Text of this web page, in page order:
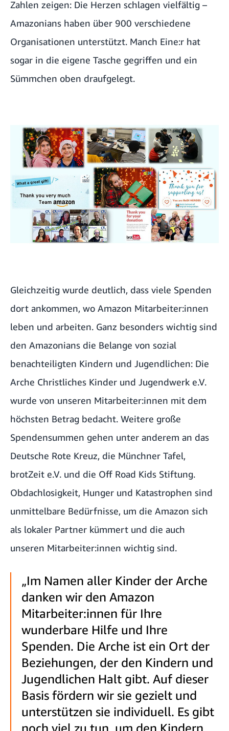
Zahlen zeigen: Die Herzen schlagen vielfältig –
Amazonians haben über 900 verschiedene
Organisationen unterstützt. Manch Eine:r hat
sogar in die eigene Tasche gegriffen und ein
Sümmchen oben draufgelegt.
Gleichzeitig wurde deutlich, dass viele Spenden
dort ankommen, wo Amazon Mitarbeiter:innen
leben und arbeiten. Ganz besonders wichtig sind
den Amazonians die Belange von sozial
benachteiligten Kindern und Jugendlichen: Die
Arche Christliches Kinder und Jugendwerk e.V.
wurde von unseren Mitarbeiter:innen mit dem
höchsten Betrag bedacht. Weitere große
Spendensummen gehen unter anderem an das
Deutsche Rote Kreuz, die Münchner Tafel,
brotZeit e.V. und die Off Road Kids Stiftung.
Obdachlosigkeit, Hunger und Katastrophen sind
unmittelbare Bedürfnisse, um die Amazon sich
als lokaler Partner kümmert und die auch
unseren Mitarbeiter:innen wichtig sind.
„Im Namen aller Kinder der Arche
danken wir den Amazon
Mitarbeiter:innen für Ihre
wunderbare Hilfe und Ihre
Spenden. Die Arche ist ein Ort der
Beziehungen, der den Kindern und
Jugendlichen Halt gibt. Auf dieser
Basis fördern wir sie gezielt und
unterstützen sie individuell. Es gibt
noch viel zu tun, um den Kindern